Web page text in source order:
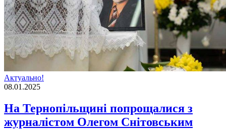
Актуально!
08.01.2025
На Тернопільщині попрощалися з
журналістом Олегом Снітовським